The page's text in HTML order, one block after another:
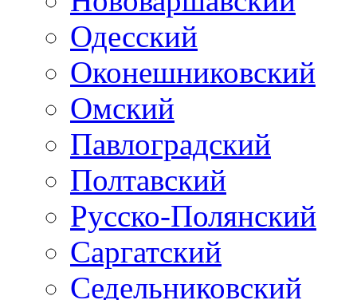
Одесский
Оконешниковский
Омский
Павлоградский
Полтавский
Русско-Полянский
Саргатский
Седельниковский